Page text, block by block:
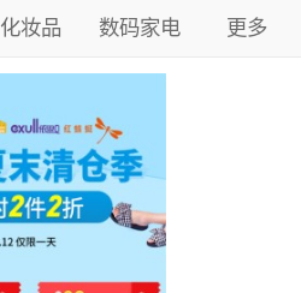
化妆品 数码家电 更多